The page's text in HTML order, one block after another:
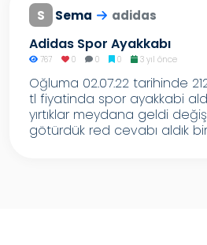
S Sema adidas
Adidas Spor Ayakkabı
767 0 0 0 3 yıl önce
Oğluma 02.07.22 tarihinde
tl fiyatinda spor ayakkabi
yırtıklar meydana geldi
götürdük red cevabı aldık